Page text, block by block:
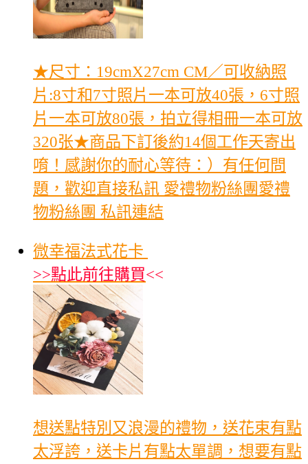
★尺寸：19cmX27cm CM／可收納照
片:8寸和7寸照片一本可放40張，6寸照
片一本可放80張，拍立得相冊一本可放
320张★商品下訂後約14個工作天寄出
唷！感謝你的耐心等待：）有任何問
題，歡迎直接私訊 愛禮物粉絲團愛禮
物粉絲團 私訊連結
微幸福法式花卡
>>點此前往購買<<
想送點特別又浪漫的禮物，送花束有點
太浮誇，送卡片有點太單調，想要有點